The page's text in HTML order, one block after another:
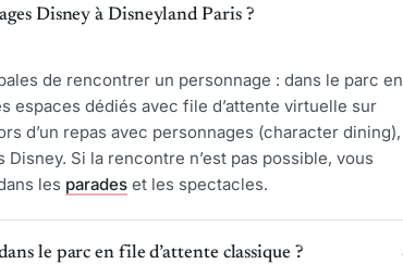
Disney à Disneyland Paris ?
de rencontrer un personnage : dans le parc en
espaces dédiés avec file d’attente virtuelle sur
d’un repas avec personnages (character dining),
Si la rencontre n’est pas possible, vous
les paradeset les spectacles.
le parc en file d’attente classique ?